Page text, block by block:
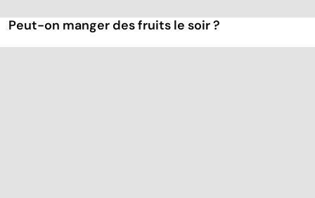
Peut-on manger des fruits le soir ?